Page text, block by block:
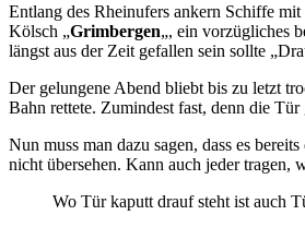
Entlang des Rheinufers ankern Schiffe
Kölsch „Grimbergen„, ein vorzügliches
längst aus der Zeit gefallen sein sollte
Der gelungene Abend bliebt bis zu letzt
Bahn rettete. Zumindest fast, denn die
Nun muss man dazu sagen, dass es
nicht übersehen. Kann auch jeder tragen,
Wo Tür kaputt drauf steht ist auch